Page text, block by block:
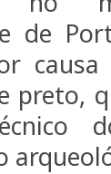
de
preto,